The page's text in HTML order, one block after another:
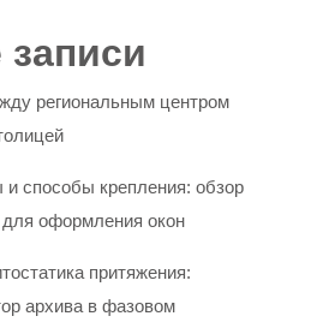
региональным центром
способы крепления: обзор
оформления окон
притяжения:
архива в фазовом